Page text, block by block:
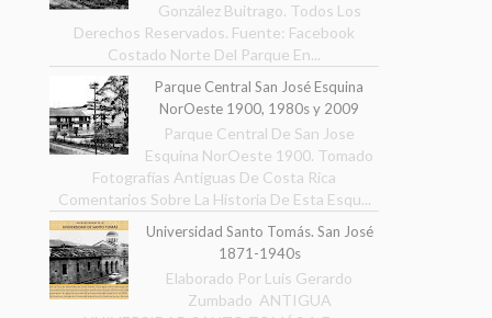
González Buitrago. Todos Los
Derechos Reservados. Fuente: Facebook
Costado Norte Del Parque En...
Parque Central San José Esquina
NorOeste 1900, 1980s y 2009
Parque Central De San Jose
Esquina NorOeste 1900. Tomado
Fotografías Antiguas De Costa Rica
Comentarios Sobre La Historia De Esta Esqu...
Universidad Santo Tomás. San José
1871-1940s
Elaborado Por Luis Gerardo
Zumbado ANTIGUA